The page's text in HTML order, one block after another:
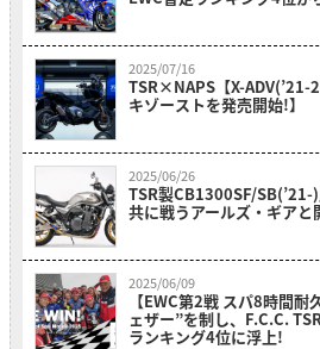
2025/07/16
TSR×NAPS【X-ADV(’21-
キゾーストを発売開始!】
2025/06/26
TSR製CB1300SF/SB(’21-
共に戦うアールズ・ギアと
2025/06/09
【EWC第2戦 スパ8時間
ェザー”を制し、F.C.C.
ランキング4位に浮上!